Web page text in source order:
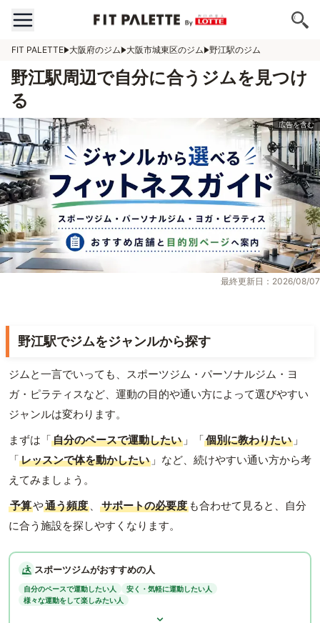
FIT PALETTE 大阪府のジム 大阪市城東区のジム 野江駅のジム
野江駅周辺で自分に合うジムを見つけ
る
最終更新日：2026/08/07
野江駅でジムをジャンルから探す
ジムと一言でいっても、スポーツジム・パーソナルジム・ヨ
ガ・ピラティスなど、運動の目的や通い方によって選びやすい
ジャンルは変わります。
まずは「自分のペースで運動したい 」「個別に教わりたい 」
「レッスンで体を動かしたい 」など、続けやすい通い方から考
えてみましょう。
予算や通う頻度 、 サポートの必要度 も合わせて見ると、自分
に合う施設を探しやすくなります。
スポーツジムがおすすめの人
自分のペースで運動したい人
安く・気軽に運動したい人
様々な運動をして楽しみたい人